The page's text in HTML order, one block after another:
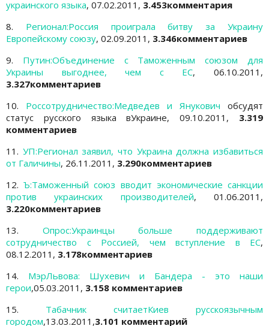
украинского языка, 07.02.2011, 3.453комментария
8. Регионал:Россия проиграла битву за Украину
Европейскому союзу, 02.09.2011, 3.346комментариев
9. Путин:Объединение с Таможенным союзом для
Украины выгоднее, чем с ЕС, 06.10.2011,
3.327комментариев
10. Россотрудничество:Медведев и Янукович обсудят
статус русского языка вУкраине, 09.10.2011, 3.319
комментариев
11. УП:Регионал заявил, что Украина должна избавиться
от Галичины, 26.11.2011, 3.290комментариев
12.Ъ:Таможенный союз вводит экономические санкции
против украинских производителей, 01.06.2011,
3.220комментариев
13. Опрос:Украинцы больше поддерживают
сотрудничество с Россией, чем вступление в ЕС,
08.12.2011, 3.178комментариев
14. МэрЛьвова: Шухевич и Бандера - это наши
герои,05.03.2011, 3.158 комментариев
15. Табачник
считаетКиев русскоязычным
городом,13.03.2011,3.101 комментарий